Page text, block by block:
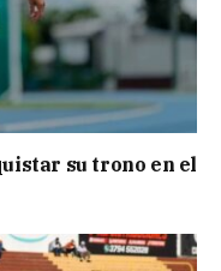
su trono en el